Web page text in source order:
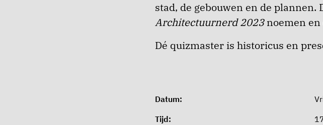
stad, de gebouwen en de plannen.
Architectuurnerd 2023noemen en
Dé quizmaster is historicus en
Datum:
Tijd: